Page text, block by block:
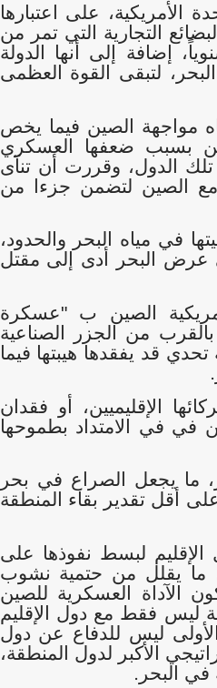
الأمريكية، على اعتبارها
التجارية التي تمر من
2,1 تريليون دولار سنوياً، إضافة إلى أنها الدولة
لتبقى القوة العظمى
مواجهة الصين فيما يخص
بسبب ضعفها العسكري
الدول، وقررت أن تنآى
مع الصين لتضمن جزءا من
في مياه البحر والحدود،
البحر أدى إلى مقتل
الصين ب "عسكرة
من الجزر الصناعية
تحدي قد يفقدها هيبتها فيما
.
الإقليميين، أو فقدان
في في الامتداد بطموحها
ما يجعل الصراع في بحر
أقل تقدير بقاء المنطقة
لبسط نفوذها على
ما يقلل من حتمية نشوب
الآداة العسكرية للصين
ليس فقط مع دول الإقليم
ليس للدفاع عن دول
الأكبر لدول المنطقة،
البحر .